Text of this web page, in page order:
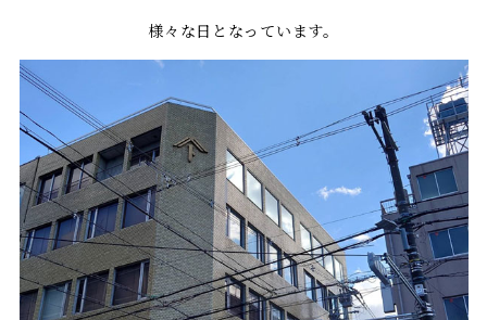
様々な日となっています。